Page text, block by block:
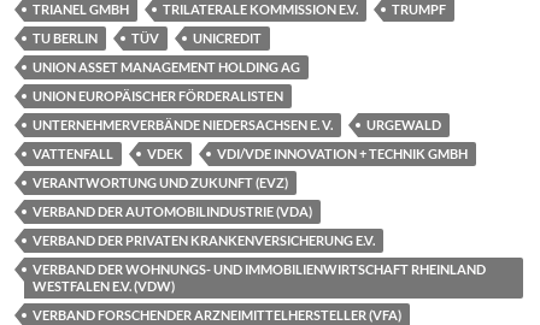
TRIANEL GMBH
TRILATERALE KOMMISSION E.V.
TRUMPF
TU BERLIN
TÜV
UNICREDIT
UNION ASSET MANAGEMENT HOLDING AG
UNION EUROPÄISCHER FÖRDERALISTEN
UNTERNEHMERVERBÄNDE NIEDERSACHSEN E. V.
URGEWALD
VATTENFALL
VDEK
VDI/VDE INNOVATION + TECHNIK GMBH
VERANTWORTUNG UND ZUKUNFT (EVZ)
VERBAND DER AUTOMOBILINDUSTRIE (VDA)
VERBAND DER PRIVATEN KRANKENVERSICHERUNG E.V.
VERBAND DER WOHNUNGS- UND IMMOBILIENWIRTSCHAFT RHEINLAND
WESTFALEN E.V. (VDW)
VERBAND FORSCHENDER ARZNEIMITTELHERSTELLER (VFA)